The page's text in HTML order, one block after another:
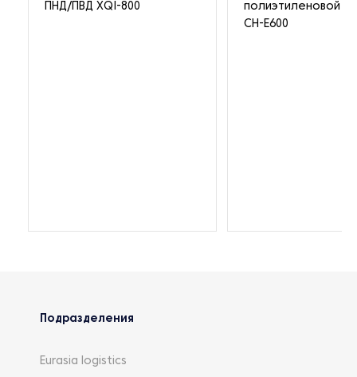
ПНД/ПВД XQI-800
полиэтиленовой
CH-E600
Подразделения
Eurasia logistics